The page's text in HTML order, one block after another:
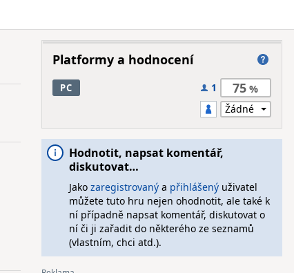
Platformy a hodnocení
PC 1 75
Hodnotit, napsat komentář,
diskutovat…
Jako zaregistrovanýa přihlášenýuživatel
můžete tuto hru nejen ohodnotit, ale také k
ní případně napsat komentář, diskutovat o
ní či ji zařadit do některého ze seznamů
(vlastním, chci atd.).